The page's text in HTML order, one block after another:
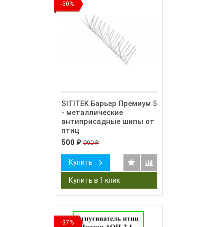
-50%
SITITEK Барьер Премиум 5
- металлические
антиприсадные шипы от
птиц
500 ₽ 990₽
Купить
-37%